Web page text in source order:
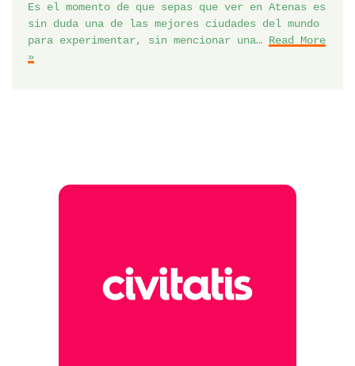
Es el momento de que sepas que ver en Atenas es
sin duda una de las mejores ciudades del mundo
para experimentar, sin mencionar una… Read More
»